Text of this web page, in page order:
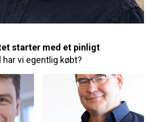
starter med et pinligt
har vi egentlig købt?